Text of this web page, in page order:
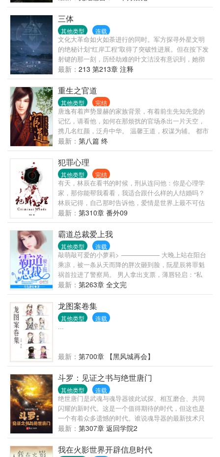
两年后，左飞开始一段热血传奇！
三体
其他类型 连载
文化大革命如火如荼进行的同时。军方探寻外星文明
的绝秘计划“红岸工程”取得了突破性进展。但在按下发
射键的那一刻，历经劫难的叶文洁没有意识到，她彻
底改变了人类的命运。地球文明向宇宙发出的第一声
啼鸣，以太阳为中心，以光速向宇宙深处飞驰…… 四
光年外，“三体文明”正苦苦挣扎——三颗无规则运行的
太阳主导下的百余次毁灭与重生逼迫他们逃离母星。
而恰在此时。他们接收到了地球发来的信息。在运用
超技术锁死地球人的基础科学之后。三体人庞大的宇
宙舰队开始向地球进发…… 人类的末日悄然来临。
最新： 213 第213章 注释
重生之官道
其他类型 完结
唐逸有着声势显赫的家族背景，有着前生先知先觉的
记忆，请看他，如何在那烦扰的官场杀出一片天空，
携几名红颜，泛舟中华。 温馨王道，权谋为辅。 都市
为主，官场为辅。 不一样的都市官场文，轻松而不幼
稚，尽力做到雅俗共赏。
最新： 第八篇 终
犯罪心理
其他类型 完结
有天，林辰在看书的时候，刑从连问他：你是心理学
家，那你能帮我看看，我适合跟什么样的人结婚吗？
林辰记得，自己那时告诉他，爱情是世界上最不可估
量的东西，就算是心理学家也无法预测，因为人与人
的相爱过程中充满了无数变量。刑从连又问，什么是
变量？林辰那时想，变量就是，我以为你只是个普通
的警察，最喜欢在大排档开一瓶啤酒吃小龙虾，却不
知道，你原来是……；又或者说，变量是，我不知道
我会爱上你，也不知道，你何时会爱上我。
最新： 第310章 番外09
霸道总裁爱上我
其他类型 连载
敲萌敲可爱的小萝莉> —————— 大晚上站在阳台
乘凉，被一条从天而降的胖次砸到脸，阮星辰将罪魁
祸首拉进了警察局。 男人拿出支票，薄唇轻启：“私
了。” “……” 好吧，被胖次砸一下，十万块钱轻松到
手，这是好事。 随后就其他赔偿事宜，男人再次丢出
一张支票，“只摸了一边，五万。” 阮星辰才明白，原
来在男人眼中，欧派是分单双的。 …… 后来，阮星辰
发现怪大叔他不仅是个三十多岁的老光棍，还是某跨
坏人我替你收拾。” 条件太过诱人，于是阮星辰欢欢喜
喜的把自己嫁了。 然而婚后—— “眼睛只能看我，心
里只能想我，远离除了我以外的所有男性。” “霸道！
大叔你简直不是人。” “嗯，你昨晚说我是禽 “……”
最新： 第263章 全文完
龙图案卷集
其他类型 连载
...
最新： 第700章 【黑风城再会】
斗罗：见证之书与绝世唐门
其他类型 连载
绝世唐门是武魂与魂导器彼此试探、相互磨合、共同
闪耀的新时代。这是一个值得期待的时代，但这也是
一个有着众多遗憾的时代。谁说魂导器的最新技术只
能在日月大陆寻找？谁说关爱小师弟的师姐只能在大
结局团圆？在见证之书的见证下，让斗罗大陆提前迎
来魂导器盛世吧。
最新： 第307章 返回学院2
我在火影世界开辟信息时代